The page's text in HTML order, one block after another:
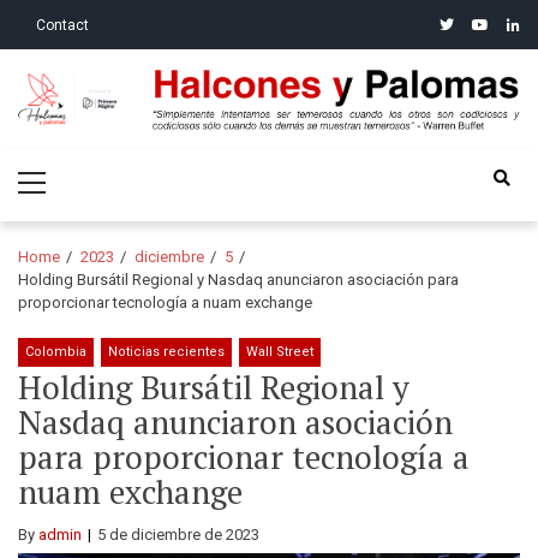
Contact twitteryoutube
Halcones y Palomas
Menu
Home 2023 diciembre
5
Holding Bursátil Regional y Nasdaq anunciaron asociación para
proporcionar tecnología a nuam exchange
Colombia Noticias recientes Wall Street
Holding Bursátil Regional y
Nasdaq anunciaron asociación
para proporcionar tecnología a
nuam exchange
By admin 5 de diciembre de 2023